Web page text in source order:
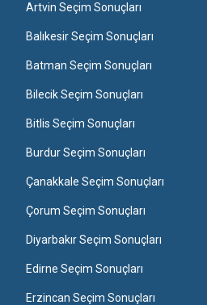
Artvin Seçim Sonuçları
Balıkesir Seçim Sonuçları
Batman Seçim Sonuçları
Bilecik Seçim Sonuçları
Bitlis Seçim Sonuçları
Burdur Seçim Sonuçları
Çanakkale Seçim Sonuçları
Çorum Seçim Sonuçları
Diyarbakır Seçim Sonuçları
Edirne Seçim Sonuçları
Erzincan Seçim Sonuçları